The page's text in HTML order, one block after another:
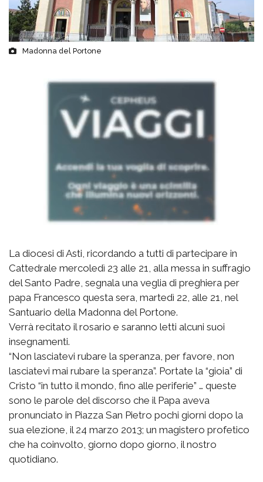
Madonna del Portone
La diocesi di Asti, ricordando a tutti di partecipare in
Cattedrale mercoledì 23 alle 21, alla messa in suffragio
del Santo Padre, segnala una veglia di preghiera per
papa Francesco questa sera, martedì 22, alle 21, nel
Santuario della Madonna del Portone.
Verrà recitato il rosario e saranno letti alcuni suoi
insegnamenti.
“Non lasciatevi rubare la speranza, per favore, non
lasciatevi mai rubare la speranza”. Portate la “gioia” di
Cristo “in tutto il mondo, fino alle periferie” … queste
sono le parole del discorso che il Papa aveva
pronunciato in Piazza San Pietro pochi giorni dopo la
sua elezione, il 24 marzo 2013; un magistero profetico
che ha coinvolto, giorno dopo giorno, il nostro
quotidiano.